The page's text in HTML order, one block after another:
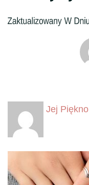
Jej Piękno